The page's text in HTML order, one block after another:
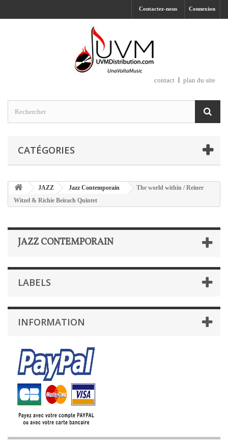
Connexion
Contactez-nous
contact plan du site
CATÉGORIES
JAZZ Jazz Contemporain
The world within / Reiner
Witzel & Richie Beirach Quintet
JAZZ CONTEMPORAIN
LABELS
INFORMATION